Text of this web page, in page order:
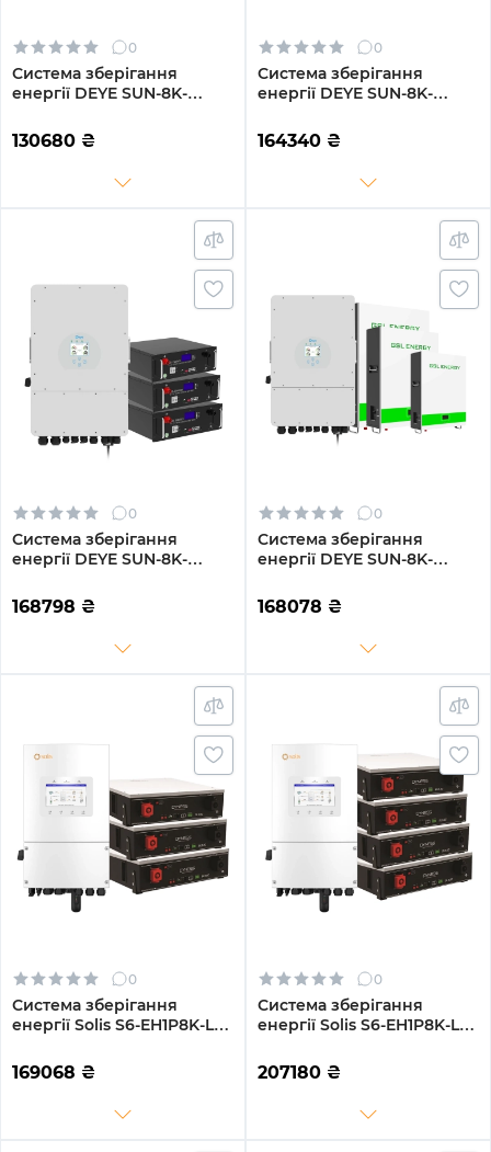
0
Система зберігання
енергії DEYE SUN-8K-
W 8kW 10.24kWh 2BAT
LiFePO4 6500 циклів
130680 ₴
0
Система зберігання
енергії DEYE SUN-8K-
8kW 14.4kWh 3BAT
LiFePO4 6500 циклів
164340 ₴
0
Система зберігання
енергії DEYE SUN-8K-
8kW 15.36kWh 3BAT
LiFePO4 6500 циклів
168798 ₴
0
Система зберігання
енергії DEYE SUN-8K-
W 8kW 15.36kWh 3BAT
LiFePO4 6500 циклів
168078 ₴
0
Система зберігання
енергії Solis S6-EH1P8K-L-
15.36kWh 3BAT LiFePO4
6000 циклів
169068 ₴
0
Система зберігання
енергії Solis S6-EH1P8K-L-
20.48kWh 4BAT LiFePO4
6000 циклів
207180 ₴